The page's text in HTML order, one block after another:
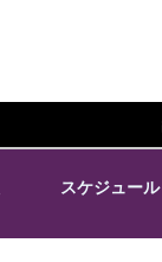
スケジュール